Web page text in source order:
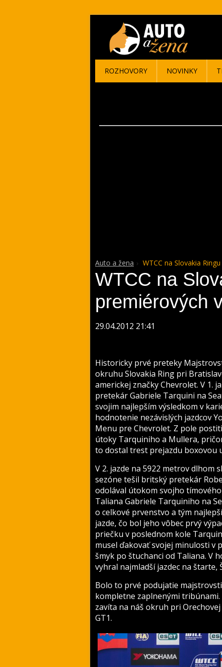
Auto a žena WTCC na Slovakia
WTCC na
premiérových
29.04.2012 21:41
Historicky prvé preteky
okruhu Slovakia Ring pri
americkej značky Chevrolet. V 1.
pretekár Gabriele Tarquini na
svojim najlepším výsledkom v
hodnotenie nezávislých jazdcov
Menu pre Chevrolet. Z pole
útoky Tarquiniho a Mullera,
to dostal trest prejazdu boxovou
V 2. jazde na 5922 metrov
sezóne tešil britský pretekár
odolával útokom svojho
Taliana Gabriele Tarquiniho na
o celkové prvenstvo a tým
jazde, čo bol jeho vôbec prvý
priečku v poslednom kole
musel ďakovať svojej minulosti v
šmyk po štuchanci od Taliana. V
vyhral najmladší jazdec na štarte,
Bolo to prvé podujatie
kompletne zaplnenými
zavíta na náš okruh pri
GT1.
ROZHOVORY NOVINKY